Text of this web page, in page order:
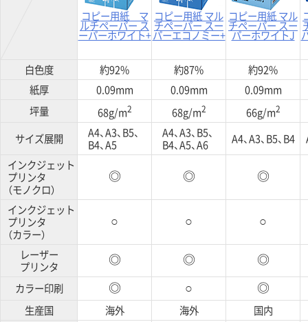
コピー用紙 マ
ルチペーパー ス
ーパーホワイト+
コピー用紙 マル
チペーパー スー
パーエコノミー+
コピー用紙 マル
チペーパー スー
パーホワイトJ
白色度 約92% 約87%
約92%
紙厚
0.09mm 0.09mm
0.09mm
坪量
68g/m2 68g/m2 66g/m2
サイズ展開
A4、A3、B5、
B4、A5
A4、A3、B5、
B4、A5、A6
A4、A3、B5、B4
インクジェット
プリンタ
（モノクロ）
◎ ◎ ◎
インクジェット
プリンタ
（カラー）
○ ○ ○
レーザー
プリンタ
◎ ◎ ◎
カラー印刷 ◎ ○ ◎
生産国 海外 海外 国内